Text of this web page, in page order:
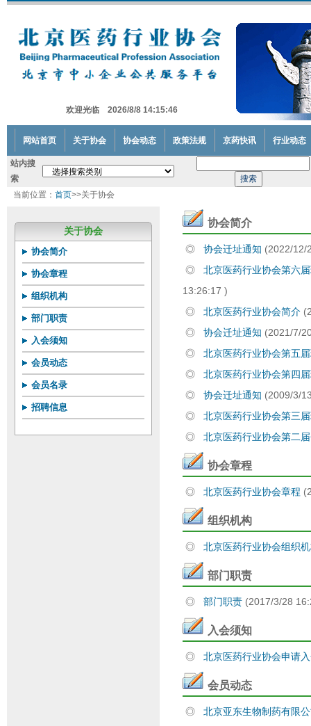
欢迎光临 2026/8/8 14:15:46
网站首页 关于协会 协会动态 政策法规 京药快讯 行业动态
站内搜
索
当前位置： 首页>>关于协会
关于协会
协会简介
协会章程
组织机构
部门职责
入会须知
会员动态
会员名录
招聘信息
协会简介
◎ 协会迁址通知 (2022/12/
◎ 北京医药行业协会第六
13:26:17 )
◎ 北京医药行业协会简介
◎ 协会迁址通知 (2021/7/
◎ 北京医药行业协会第五
◎ 北京医药行业协会第四
◎ 协会迁址通知 (2009/3/
◎ 北京医药行业协会第三
◎ 北京医药行业协会第二
协会章程
◎ 北京医药行业协会章程
组织机构
◎ 北京医药行业协会组织
部门职责
◎ 部门职责 (2017/3/28
入会须知
◎ 北京医药行业协会申请
会员动态
◎ 北京亚东生物制药有限